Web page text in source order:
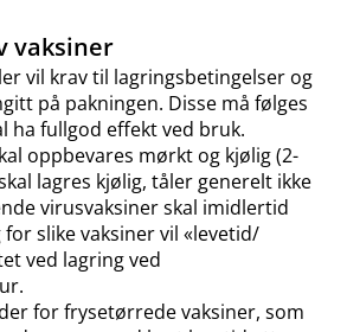
vaksiner
vil krav til lagringsbetingelser og
på pakningen. Disse må følges
ha fullgod effekt ved bruk.
oppbevares mørkt og kjølig (2-
lagres kjølig, tåler generelt ikke
virusvaksiner skal imidlertid
for slike vaksiner vil «levetid​/​
ved lagring ved
for frysetørrede vaksiner, som